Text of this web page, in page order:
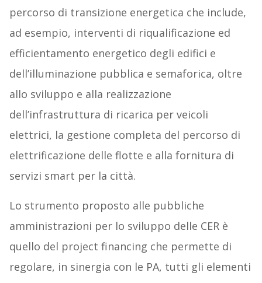
percorso di transizione energetica che include,
ad esempio, interventi di riqualificazione ed
efficientamento energetico degli edifici e
dell’illuminazione pubblica e semaforica, oltre
allo sviluppo e alla realizzazione
dell’infrastruttura di ricarica per veicoli
elettrici, la gestione completa del percorso di
elettrificazione delle flotte e alla fornitura di
servizi smart per la città.
Lo strumento proposto alle pubbliche
amministrazioni per lo sviluppo delle CER è
quello del project financing che permette di
regolare, in sinergia con le PA, tutti gli elementi